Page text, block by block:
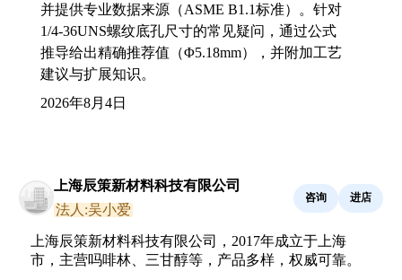
并提供专业数据来源（ASME B1.1标准）。针对
1/4-36UNS螺纹底孔尺寸的常见疑问，通过公式
推导给出精确推荐值（Φ5.18mm），并附加工艺
建议与扩展知识。
2026年8月4日
上海辰策新材料科技有限公司
法人:吴小爱
咨询 进店
上海辰策新材料科技有限公司，2017年成立于上海
市，主营吗啡林、三甘醇等，产品多样，权威可靠。